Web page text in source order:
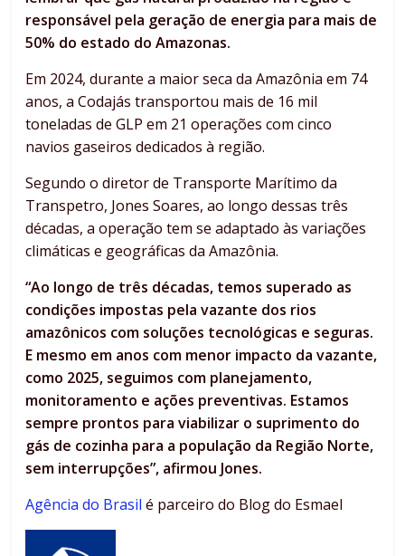
responsável pela geração de energia para mais de
50% do estado do Amazonas.
Em 2024, durante a maior seca da Amazônia em 74
anos, a Codajás transportou mais de 16 mil
toneladas de GLP em 21 operações com cinco
navios gaseiros dedicados à região.
Segundo o diretor de Transporte Marítimo da
Transpetro, Jones Soares, ao longo dessas três
décadas, a operação tem se adaptado às variações
climáticas e geográficas da Amazônia.
“Ao longo de três décadas, temos superado as
condições impostas pela vazante dos rios
amazônicos com soluções tecnológicas e seguras.
E mesmo em anos com menor impacto da vazante,
como 2025, seguimos com planejamento,
monitoramento e ações preventivas. Estamos
sempre prontos para viabilizar o suprimento do
gás de cozinha para a população da Região Norte,
sem interrupções”, afirmou Jones.
Agência do Brasil é parceiro do Blog do Esmael